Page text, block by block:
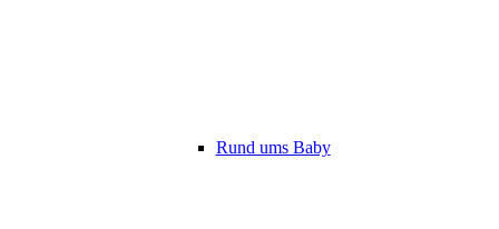
Rund ums Baby